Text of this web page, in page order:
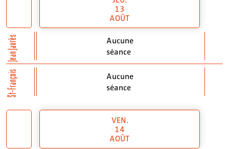
Jean Jaurès
St-François
13
AOÛT
Aucune
séance
Aucune
séance
VEN.
14
AOÛT